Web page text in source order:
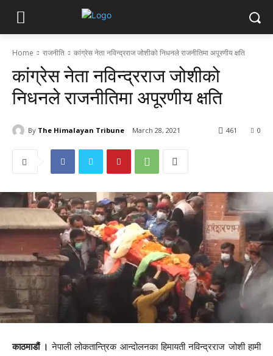
Home राजनीति कांग्रेस नेता नविन्द्रराज जोशीको निधनले राजनीतिमा अपूरणीय क्षति
कांग्रेस नेता नविन्द्रराज जोशीको
निधनले राजनीतिमा अपूरणीय क्षति
By The Himalayan Tribune March 28, 2021 0
461
काठमाडौं । नेपाली लोकतान्त्रिक आन्दोलनका हिमायती नविन्द्रराज जोशी हामी